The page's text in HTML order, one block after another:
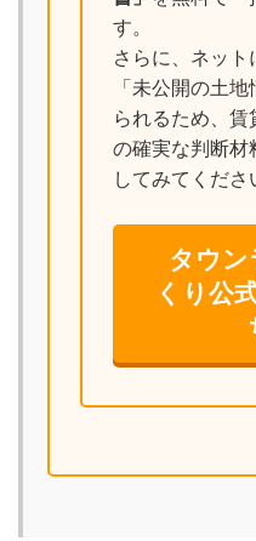
す。
さらに、ネッ
「未公開の土
られるため、
の確実な判断材
してみてくださ
タウ
くり公